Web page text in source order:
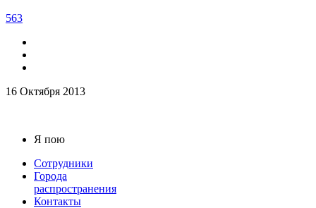
563
16 Октября 2013
Я пою
Сотрудники
Города
распространения
Контакты